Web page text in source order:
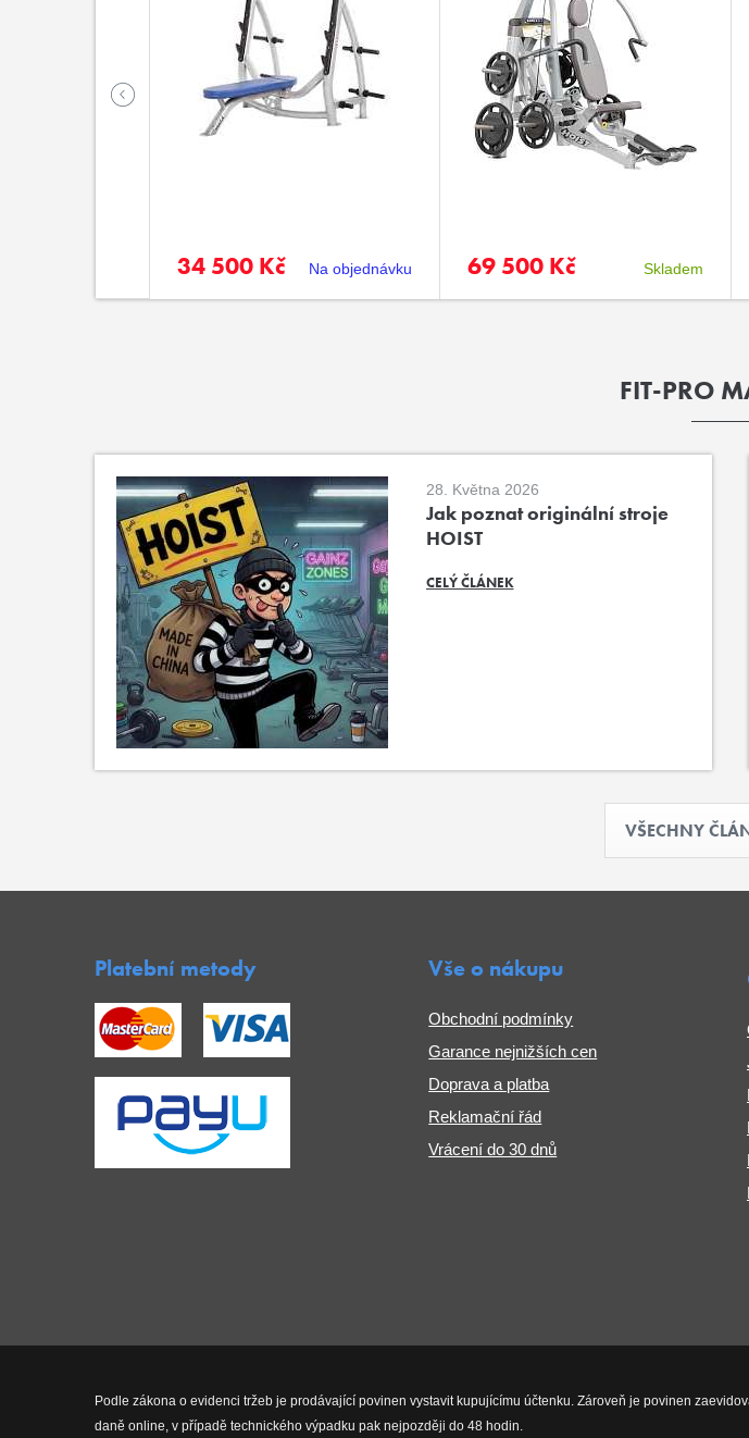
34 500 Kč Na objednávku 69 500 Kč Skladem
FIT-PRO
28. Května 2026
Jak poznat originální stroje
HOIST
CELÝ ČLÁNEK
VŠECHNY
Platební metody Vše o nákupu
Obchodní podmínky
Garance nejnižších cen
Doprava a platba
Reklamační řád
Vrácení do 30 dnů
Podle zákona o evidenci tržeb je prodávající povinen vystavit kupujícímu účtenku. Zároveň je povinen
daně online, v případě technického výpadku pak nejpozději do 48 hodin.